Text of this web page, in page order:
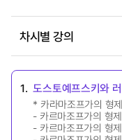
차시별 강의
1. 도스토예프스키와
* 카라마조프가의 형
- 카르마조프가의 형
- 카르마조프가의 형제